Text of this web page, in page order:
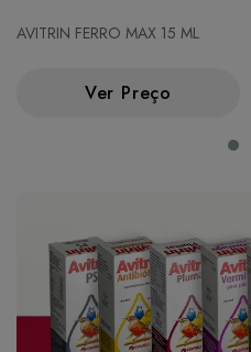
AVITRIN FERRO MAX 15 ML
Ver Preço